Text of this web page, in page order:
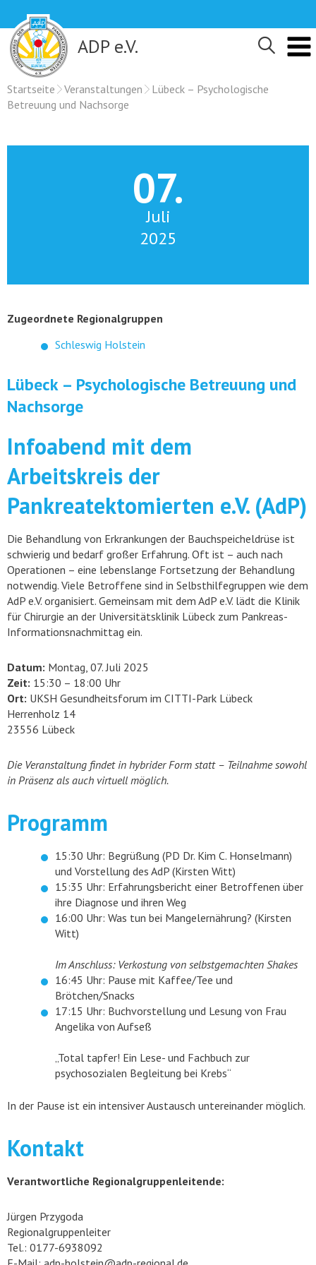
content
ADP e.V.
Startseite Veranstaltungen
Lübeck – Psychologische
Betreuung und Nachsorge
07.
Juli
2025
Zugeordnete Regionalgruppen
Schleswig Holstein
Lübeck – Psychologische Betreuung und
Nachsorge
Infoabend mit dem
Arbeitskreis der
Pankreatektomierten e.V. (AdP)
Die Behandlung von Erkrankungen der Bauchspeicheldrüse ist
schwierig und bedarf großer Erfahrung. Oft ist – auch nach
Operationen – eine lebenslange Fortsetzung der Behandlung
notwendig. Viele Betroffene sind in Selbsthilfegruppen wie dem
AdP e.V. organisiert. Gemeinsam mit dem AdP e.V. lädt die Klinik
für Chirurgie an der Universitätsklinik Lübeck zum Pankreas-
Informationsnachmittag ein.
Datum: Montag, 07. Juli 2025
Zeit: 15:30 – 18:00 Uhr
Ort: UKSH Gesundheitsforum im CITTI-Park Lübeck
Herrenholz 14
23556 Lübeck
Die Veranstaltung findet in hybrider Form statt – Teilnahme sowohl
in Präsenz als auch virtuell möglich.
Programm
15:30 Uhr: Begrüßung (PD Dr. Kim C. Honselmann)
und Vorstellung des AdP (Kirsten Witt)
15:35 Uhr: Erfahrungsbericht einer Betroffenen über
ihre Diagnose und ihren Weg
16:00 Uhr: Was tun bei Mangelernährung? (Kirsten
Witt)
Im Anschluss: Verkostung von selbstgemachten Shakes
16:45 Uhr: Pause mit Kaffee/Tee und
Brötchen/Snacks
17:15 Uhr: Buchvorstellung und Lesung von Frau
Angelika von Aufseß
„Total tapfer! Ein Lese- und Fachbuch zur
psychosozialen Begleitung bei Krebs“
In der Pause ist ein intensiver Austausch untereinander möglich.
Kontakt
Verantwortliche Regionalgruppenleitende:
Jürgen Przygoda
Regionalgruppenleiter
Tel.: 0177-6938092